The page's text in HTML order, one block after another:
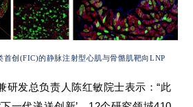
首创 (FIC)的静脉注射型心肌与骨骼肌靶向LNP
研发总负责人陈红敏院士表示：“此